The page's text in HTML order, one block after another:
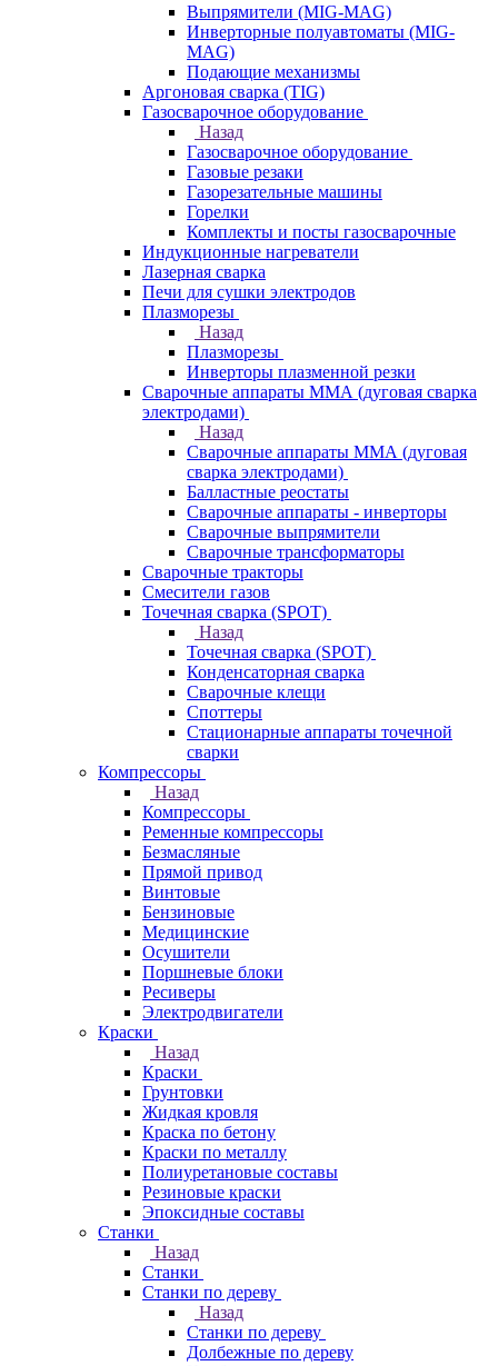
Выпрямители (MIG-MAG)
Инверторные полуавтоматы (MIG-
MAG)
Подающие механизмы
Аргоновая сварка (TIG)
Газосварочное оборудование
Назад
Газосварочное оборудование
Газовые резаки
Газорезательные машины
Горелки
Комплекты и посты газосварочные
Индукционные нагреватели
Лазерная сварка
Печи для сушки электродов
Плазморезы
Назад
Плазморезы
Инверторы плазменной резки
Сварочные аппараты ММА (дуговая сварка
электродами)
Назад
Сварочные аппараты ММА (дуговая
сварка электродами)
Балластные реостаты
Сварочные аппараты - инверторы
Сварочные выпрямители
Сварочные трансформаторы
Сварочные тракторы
Смесители газов
Точечная сварка (SPOT)
Назад
Точечная сварка (SPOT)
Конденсаторная сварка
Сварочные клещи
Споттеры
Стационарные аппараты точечной
сварки
Компрессоры
Назад
Компрессоры
Ременные компрессоры
Безмасляные
Прямой привод
Винтовые
Бензиновые
Медицинские
Осушители
Поршневые блоки
Ресиверы
Электродвигатели
Краски
Назад
Краски
Грунтовки
Жидкая кровля
Краска по бетону
Краски по металлу
Полиуретановые составы
Резиновые краски
Эпоксидные составы
Станки
Назад
Станки
Станки по дереву
Назад
Станки по дереву
Долбежные по дереву